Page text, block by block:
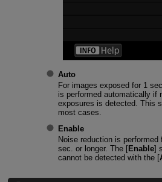
Auto
For images exposed for 1
is performed automatically if
exposures is detected. This
most cases.
Enable
Noise reduction is
sec. or longer. The [Enable]
cannot be detected with the [